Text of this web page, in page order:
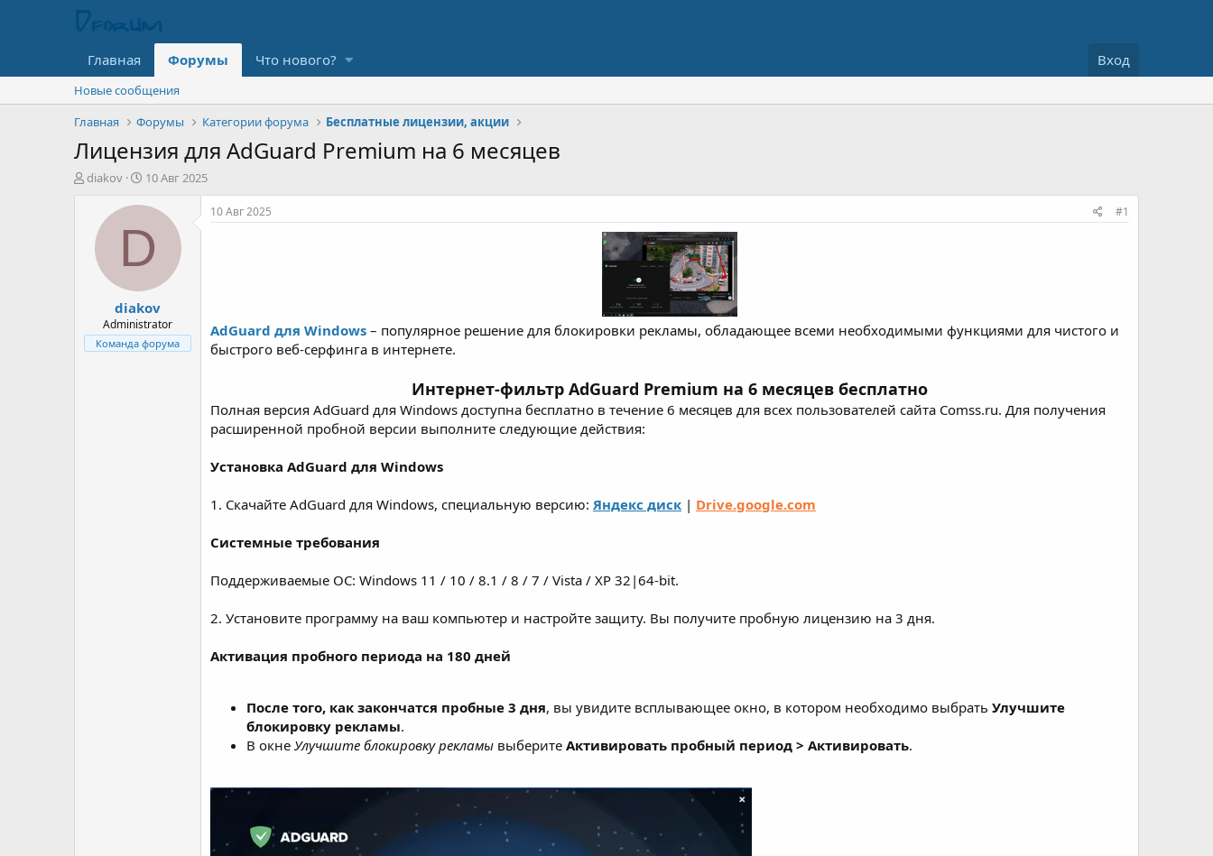
Главная Форумы Что нового? Вход
Новые сообщения
Главная
Форумы Категории форума Бесплатные лицензии, акции
Лицензия для AdGuard Premium на 6 месяцев
А
diakov
Д
т
н
а
а
л
а
10 Авг 2025
D
diakov
Administrator
Команда форума
10 Авг 2025 #1
AdGuard для Windows – популярное решение для блокировки рекламы, обладающее всеми необходимыми функциями для чистого и
быстрого веб-серфинга в интернете.
Интернет-фильтр AdGuard Premium на 6 месяцев бесплатно
Полная версия AdGuard для Windows доступна бесплатно в течение 6 месяцев для всех пользователей сайта Comss.ru. Для получения
расширенной пробной версии выполните следующие действия:
Установка AdGuard для Windows
1. Скачайте AdGuard для Windows, специальную версию: Яндекс диск | Drive.google.com
Системные требования
Поддерживаемые ОС: Windows 11 / 10 / 8.1 / 8 / 7 / Vista / XP 32|64-bit.
2. Установите программу на ваш компьютер и настройте защиту. Вы получите пробную лицензию на 3 дня.
Активация пробного периода на 180 дней
После того, как закончатся пробные 3 дня, вы увидите всплывающее окно, в котором необходимо выбрать Улучшите
блокировку рекламы.
В окне Улучшите блокировку рекламы выберите Активировать пробный период > Активировать.